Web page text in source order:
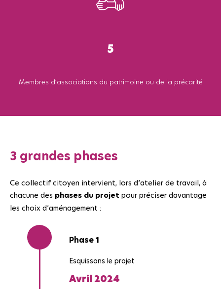
5
Membres d’associations du patrimoine ou de la précarité
3 grandes phases
Ce collectif citoyen intervient, lors d’atelier de travail, à
chacune des phases du projet pour préciser davantage
les choix d’aménagement :
Phase 1
Esquissons le projet
Avril 2024